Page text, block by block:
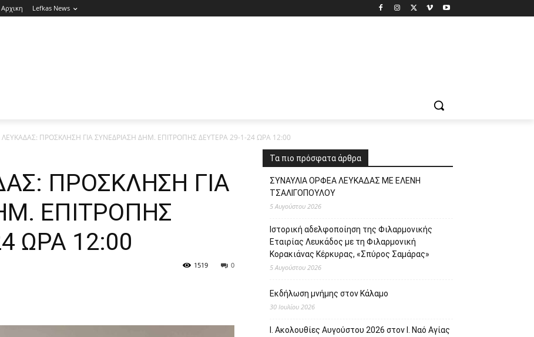
Αρχικη Lefkas News
ΠΡΟΣΚΛΗΣΗ ΓΙΑ ΣΥΝΕΔΡΙΑΣΗ ΔΗΜ. ΕΠΙΤΡΟΠΗΣ ΔΕΥΤΕΡΑ 29-1-24 ΩΡΑ 12:00
ΠΡΟΣΚΛΗΣΗ ΓΙΑ
ΕΠΙΤΡΟΠΗΣ
ΩΡΑ 12:00
0
1519
Τα πιο πρόσφατα άρθρα
ΣΥΝΑΥΛΙΑ ΟΡΦΕΑ ΛΕΥΚΑΔΑΣ ΜΕ ΕΛΕΝΗ
ΤΣΑΛΙΓΟΠΟΥΛΟΥ
5 Αυγούστου 2026
Ιστορική αδελφοποίηση της Φιλαρμονικής
Εταιρίας Λευκάδος με τη Φιλαρμονική
Κορακιάνας Κέρκυρας, «Σπύρος Σαμάρας»
5 Αυγούστου 2026
Εκδήλωση μνήμης στον Κάλαμο
30 Ιουλίου 2026
Ι. Ακολουθίες Αυγούστου 2026 στον Ι. Ναό Αγίας